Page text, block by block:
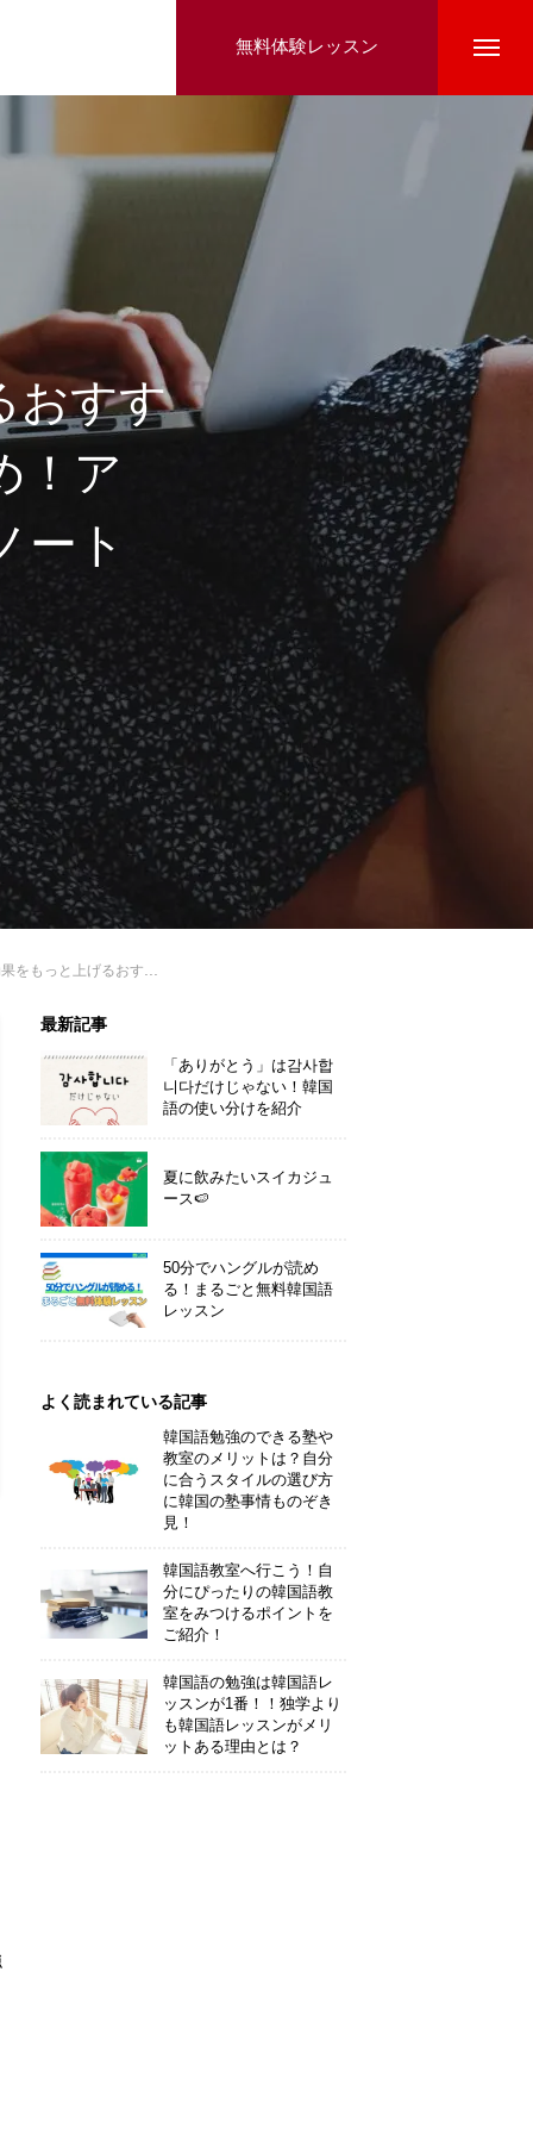
無料体験レッスン
おすす
！ア
ート
？独学におすすめ！アプトプットノートとリマインドノートを作ろう！
最新記事
「ありがとう」は감사합
니다だけじゃない！韓国
語の使い分けを紹介
夏に飲みたいスイカジュ
ース🍉
50分でハングルが読め
る！まるごと無料韓国語
レッスン
よく読まれている記事
韓国語勉強のできる塾や
教室のメリットは？自分
に合うスタイルの選び方
に韓国の塾事情ものぞき
見！
韓国語教室へ行こう！自
分にぴったりの韓国語教
室をみつけるポイントを
ご紹介！
韓国語の勉強は韓国語レ
ッスンが1番！！独学より
も韓国語レッスンがメリ
ットある理由とは？